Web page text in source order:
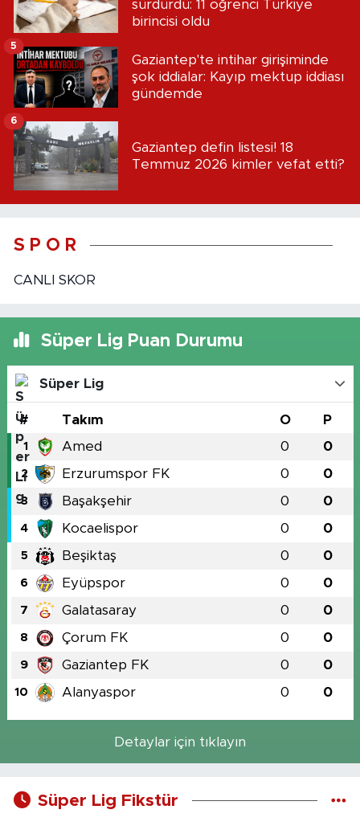
sürdürdü: 11 öğrenci Türkiye
birincisi oldu
Gaziantep'te intihar girişiminde
şok iddialar: Kayıp mektup iddiası
gündemde
5
Gaziantep defin listesi! 18
Temmuz 2026 kimler vefat etti?
6
S P O R
CANLI SKOR
Süper Lig Puan Durumu
Süper Lig
# Takım O P
1 Amed 0 0
2 Erzurumspor FK 0 0
3 Başakşehir 0 0
4 Kocaelispor 0 0
5 Beşiktaş 0 0
6 Eyüpspor 0 0
7 Galatasaray 0 0
8 Çorum FK 0 0
9 Gaziantep FK 0 0
10 Alanyaspor 0 0
Detaylar için tıklayın
Süper Lig Fikstür